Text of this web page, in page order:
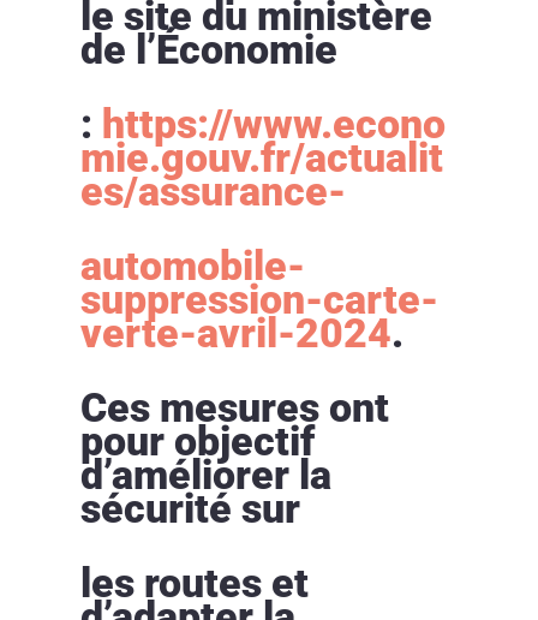
le site du ministère
de l’Économie
: https://www.econo
mie.gouv.fr/actualit
es/assurance-
automobile-
suppression-carte-
verte-avril-2024.
Ces mesures ont
pour objectif
d’améliorer la
sécurité sur
les routes et